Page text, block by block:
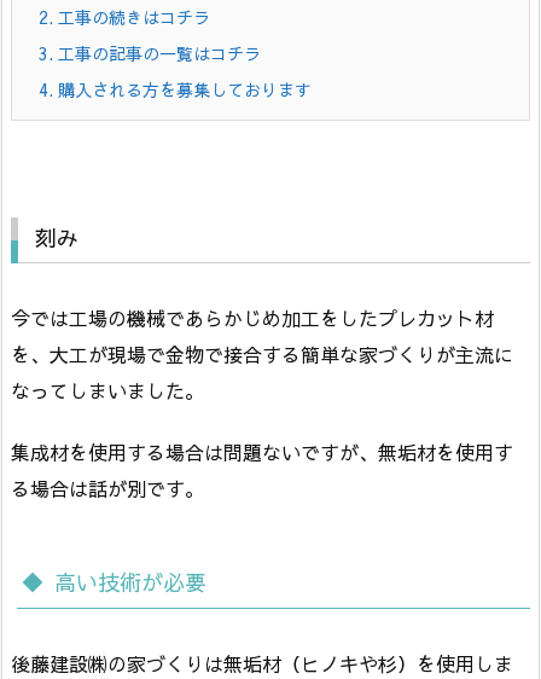
2. 工事の続きはコチラ
3. 工事の記事の一覧はコチラ
4. 購入される方を募集しております
刻み
今では工場の機械であらかじめ加工をしたプレカット材
を、大工が現場で金物で接合する簡単な家づくりが主流に
なってしまいました。
集成材を使用する場合は問題ないですが、無垢材を使用す
る場合は話が別です。
高い技術が必要
後藤建設㈱の家づくりは無垢材（ヒノキや杉）を使用しま